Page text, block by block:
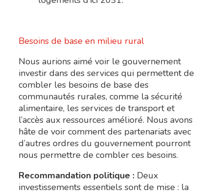
Besoins de base en milieu rural
Nous aurions aimé voir le gouvernement
investir dans des services qui permettent de
combler les besoins de base des
communautés rurales, comme la sécurité
alimentaire, les services de transport et
l’accès aux ressources amélioré. Nous avons
hâte de voir comment des partenariats avec
d’autres ordres du gouvernement pourront
nous permettre de combler ces besoins.
Recommandation politique : Deux
investissements essentiels sont de mise : la